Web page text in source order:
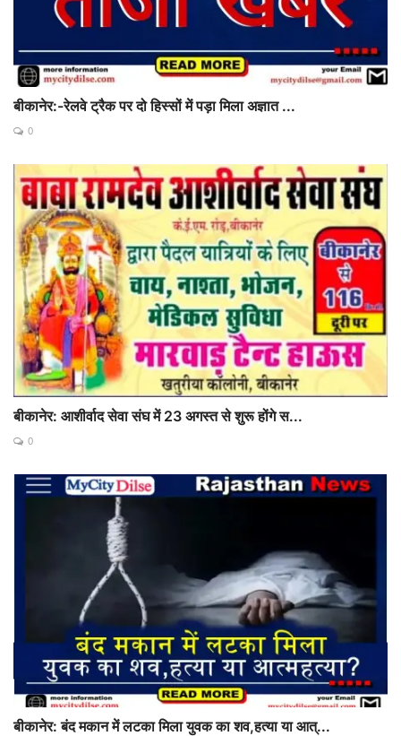
बीकानेर:-रेलवे ट्रैक पर दो हिस्सों में पड़ा मिला अज्ञात ...
0
बीकानेर: आशीर्वाद सेवा संघ में 23 अगस्त से शुरू होंगे स...
0
बीकानेर: बंद मकान में लटका मिला युवक का शव,हत्या या आत्...